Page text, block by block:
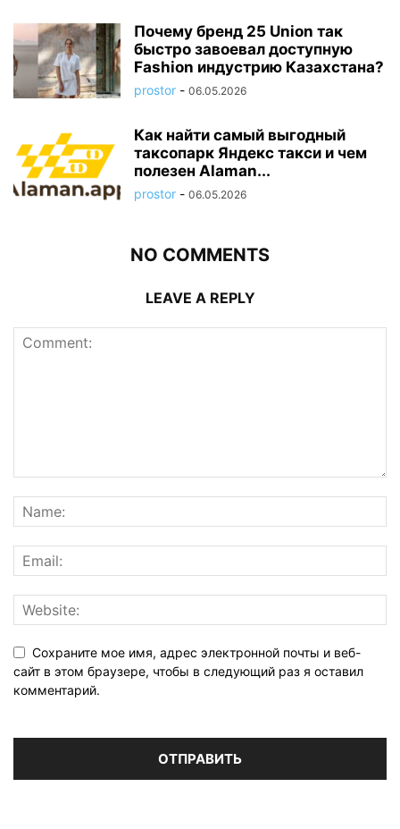
Почему бренд 25 Union так
быстро завоевал доступную
Fashion индустрию Казахстана?
prostor - 06.05.2026
Как найти самый выгодный
таксопарк Яндекс такси и чем
полезен Alaman...
prostor - 06.05.2026
NO COMMENTS
LEAVE A REPLY
Сохраните мое имя, адрес электронной почты и веб-
сайт в этом браузере, чтобы в следующий раз я оставил
комментарий.